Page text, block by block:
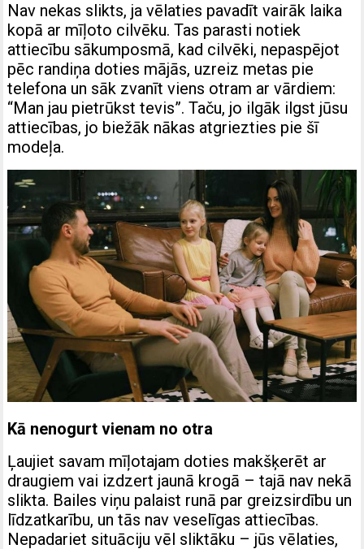
Nav nekas slikts, ja vēlaties pavadīt vairāk laika
kopā ar mīļoto cilvēku. Tas parasti notiek
attiecību sākumposmā, kad cilvēki, nepaspējot
pēc randiņa doties mājās, uzreiz metas pie
telefona un sāk zvanīt viens otram ar vārdiem:
“Man jau pietrūkst tevis”. Taču, jo ilgāk ilgst jūsu
attiecības, jo biežāk nākas atgriezties pie šī
modeļa.
Kā nenogurt vienam no otra
Ļaujiet savam mīļotajam doties makšķerēt ar
draugiem vai izdzert jaunā krogā – tajā nav nekā
slikta. Bailes viņu palaist runā par greizsirdību un
līdzatkarību, un tās nav veselīgas attiecības.
Nepadariet situāciju vēl sliktāku – jūs vēlaties,